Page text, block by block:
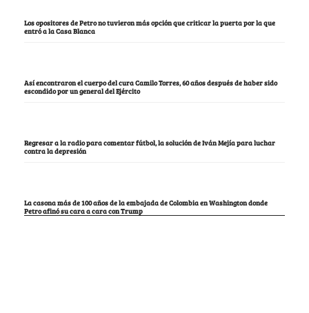
Los opositores de Petro no tuvieron más opción que criticar la puerta por la que
entró a la Casa Blanca
Así encontraron el cuerpo del cura Camilo Torres, 60 años después de haber sido
escondido por un general del Ejército
Regresar a la radio para comentar fútbol, la solución de Iván Mejía para luchar
contra la depresión
La casona más de 100 años de la embajada de Colombia en Washington donde
Petro afinó su cara a cara con Trump